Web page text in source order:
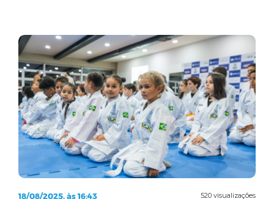
520 visualizações
18/08/2025, às 16:43